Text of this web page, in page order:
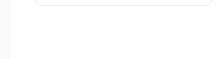
: 홍 길 동
위 사람을 대리인으로 정하고